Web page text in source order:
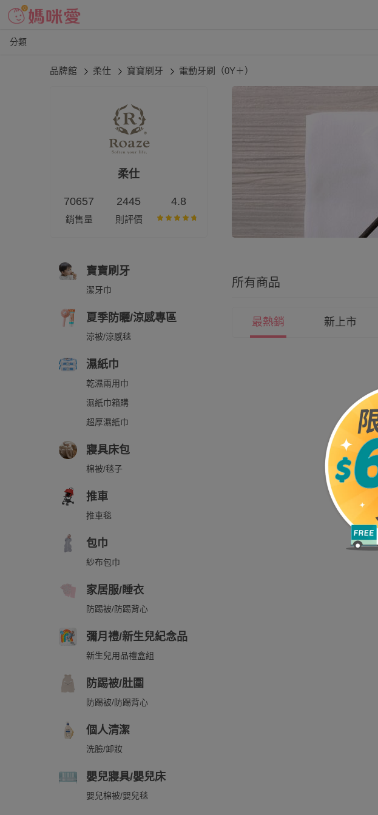
分類
品牌館 柔仕 寶寶刷牙 電動牙刷（0Y＋）
柔仕
70657
銷售量
2445
則評價
4.8
寶寶刷牙
潔牙巾
夏季防曬/涼感專區
涼被/涼感毯
濕紙巾
乾濕兩用巾
濕紙巾箱購
超厚濕紙巾
寢具床包
棉被/毯子
推車
推車毯
包巾
紗布包巾
家居服/睡衣
防踢被/防踢背心
彌月禮/新生兒紀念品
新生兒用品禮盒組
防踢被/肚圍
防踢被/防踢背心
個人清潔
洗臉/卸妝
嬰兒寢具/嬰兒床
嬰兒棉被/嬰兒毯
所有商品
最熱銷 新上市